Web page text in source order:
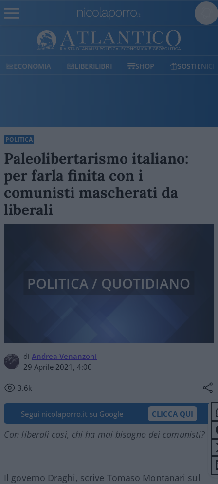
ECONOMIA LIBERILIBRI SHOP SOSTIENICI
POLITICA
Paleolibertarismo italiano:
per farla finita con i
comunisti mascherati da
liberali
di Andrea Venanzoni
29 Aprile 2021, 4:00
3.6k
POLITICA / QUOTIDIANO
Segui nicolaporro.it su Google CLICCA QUI
Con liberali così, chi ha mai bisogno dei comunisti?
Il governo Draghi, scrive Tomaso Montanari sul